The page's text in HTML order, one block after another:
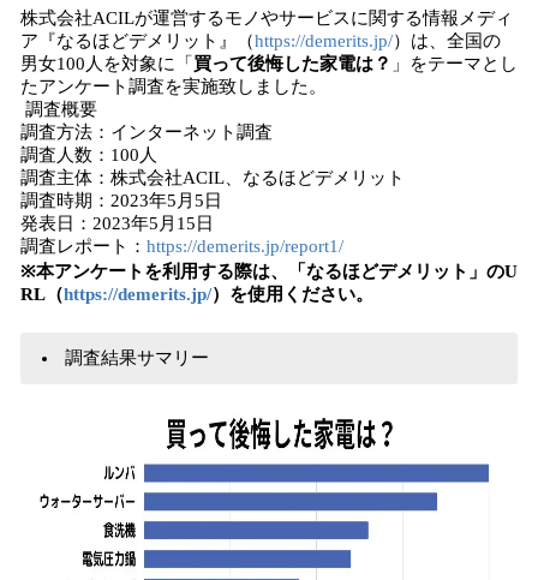
！
数
を
読
み
込
み
中
で
す
株式会社ACILが運営するモノやサービスに関する情報メディ
ア『なるほどデメリット』（https://demerits.jp/）は、全国の
男女100人を対象に「 買って後悔した家電は？ 」をテーマとし
たアンケート調査を実施致しました。
調査概要
調査方法：インターネット調査
調査人数：100人
調査主体：株式会社ACIL、なるほどデメリット
調査時期：2023年5月5日
発表日：2023年5月15日
調査レポート： https://demerits.jp/report1/
※本アンケートを利用する際は、「なるほどデメリット」のU
RL（https://demerits.jp/）を使用ください。
調査結果サマリー